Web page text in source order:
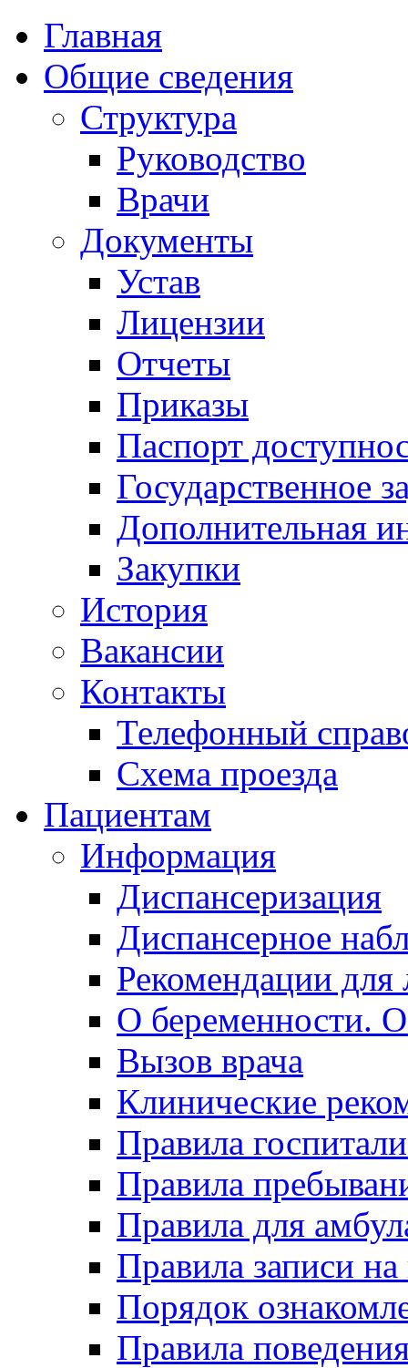
Главная
Общие сведения
Структура
Руководство
Врачи
Документы
Устав
Лицензии
Отчеты
Приказы
Паспорт
Государственное
Дополнительная
Закупки
История
Вакансии
Контакты
Телефонный
Схема проезда
Пациентам
Информация
Диспансеризация
Диспансерное
Рекомендации для
О беременности.
Вызов врача
Клинические
Правила
Правила
Правила для
Правила записи
Порядок
Правила